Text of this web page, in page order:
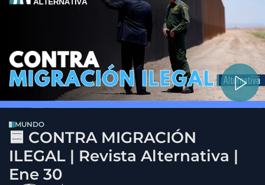
MUNDO
🟦 CONTRA MIGRACIÓN
ILEGAL | Revista Alternativa |
Ene 30